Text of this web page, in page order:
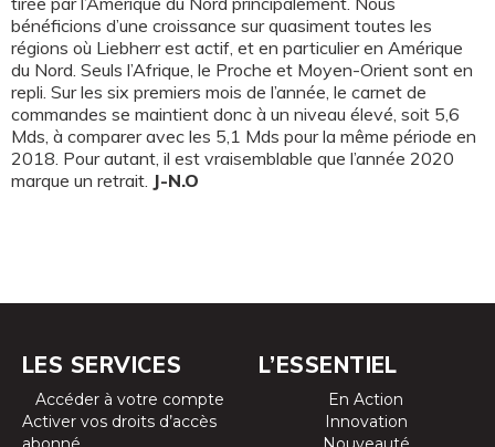
bénéficions d’une croissance sur quasiment toutes les
régions où Liebherr est actif, et en particulier en Amérique
du Nord. Seuls l’Afrique, le Proche et Moyen-Orient sont en
repli. Sur les six premiers mois de l’année, le carnet de
commandes se maintient donc à un niveau élevé, soit 5,6
Mds, à comparer avec les 5,1 Mds pour la même période en
2018. Pour autant, il est vraisemblable que l’année 2020
marque un retrait. J-N.O
LES SERVICES
Accéder à votre compte
Activer vos droits d’accès
L’ESSENTIEL
En Action
Innovation